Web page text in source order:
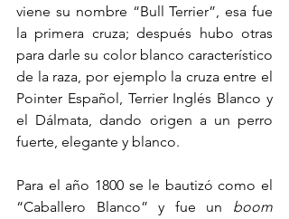
viene su nombre “Bull Terrier”, esa fue
la primera cruza; después hubo otras
para darle su color blanco característico
de la raza, por ejemplo la cruza entre el
Pointer Español, Terrier Inglés Blanco y
el Dálmata, dando origen a un perro
fuerte, elegante y blanco.
Para el año 1800 se le bautizó como el
“Caballero Blanco” y fue un boom